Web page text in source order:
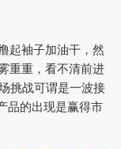
起袖子加油干，然
重重，看不清前进
挑战可谓是一波接
品的出现是赢得市